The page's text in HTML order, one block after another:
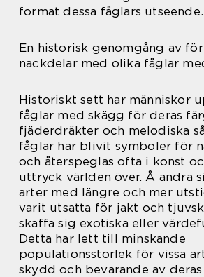
format dessa fåglars utseende.
En historisk genomgång av
nackdelar med olika fåglar
Historiskt sett har människor
fåglar med skägg för deras
fjäderdräkter och melodiska
fåglar har blivit symboler för
och återspeglas ofta i konst
uttryck världen över. Å andra
arter med längre och mer
varit utsatta för jakt och
skaffa sig exotiska eller
Detta har lett till minskande
populationsstorlek för vissa
skydd och bevarande av